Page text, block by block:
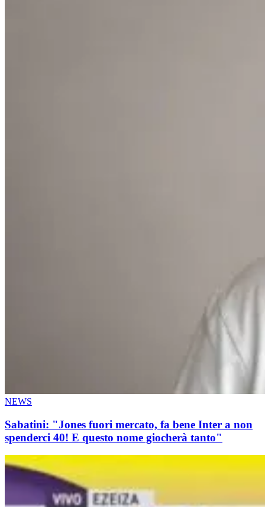
NEWS
Sabatini: "Jones fuori mercato, fa bene Inter a non
spenderci 40! E questo nome giocherà tanto"